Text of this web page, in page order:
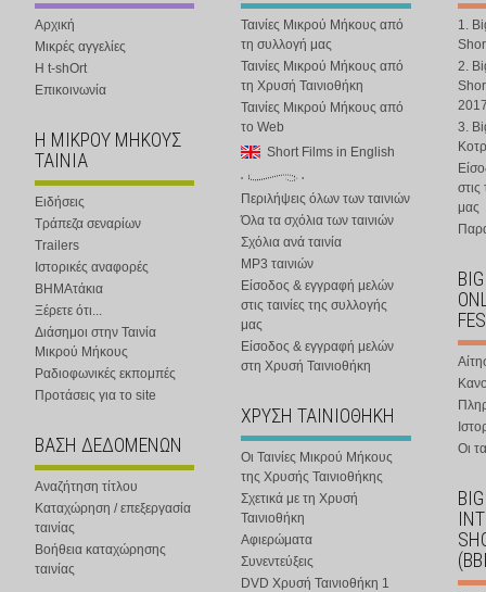
Αρχική
Μικρές αγγελίες
Η t-shOrt
Επικοινωνία
Η ΜΙΚΡΟΥ ΜΗΚΟΥΣ
ΤΑΙΝΙΑ
Ειδήσεις
Τράπεζα σεναρίων
Trailers
Ιστορικές αναφορές
ΒΗΜΑτάκια
Ξέρετε ότι...
Διάσημοι στην Ταινία
Μικρού Μήκους
Ραδιοφωνικές εκπομπές
Προτάσεις για το site
ΒΑΣΗ ΔΕΔΟΜΕΝΩΝ
Αναζήτηση τίτλου
Καταχώρηση / επεξεργασία
ταινίας
Βοήθεια καταχώρησης
ταινίας
Ταινίες Μικρού Μήκους από
τη συλλογή μας
Ταινίες Μικρού Μήκους από
τη Χρυσή Ταινιοθήκη
Ταινίες Μικρού Μήκους από
το Web
Short Films in English
Περιλήψεις όλων των ταινιών
Όλα τα σχόλια των ταινιών
Σχόλια ανά ταινία
MP3 ταινιών
Είσοδος & εγγραφή μελών
στις ταινίες της συλλογής
μας
Είσοδος & εγγραφή μελών
στη Χρυσή Ταινιοθήκη
ΧΡΥΣΗ ΤΑΙΝΙΟΘΗΚΗ
Οι Ταινίες Μικρού Μήκους
της Χρυσής Ταινιοθήκης
Σχετικά με τη Χρυσή
Ταινιοθήκη
Αφιερώματα
Συνεντεύξεις
DVD Χρυσή Ταινιοθήκη 1
1.
2.
3.
στις
μας
Οι